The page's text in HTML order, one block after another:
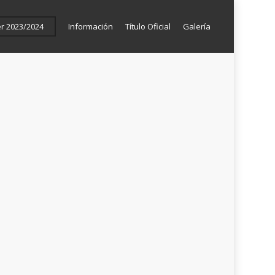
2023/2024 Información Título Oficial Galería